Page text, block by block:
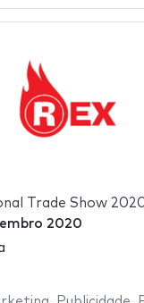
Trade Show
2020